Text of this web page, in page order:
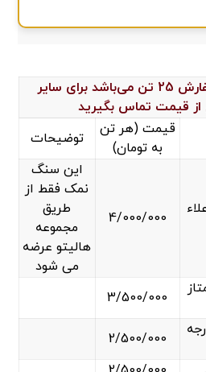
قیمتها برای حداقل سفارش 25 تن می‌باشد برای سایر
از قیمت تماس بگیرید
قیمت (هر تن
به تومان)
توضیحات
4/000/000
این سنگ
نمک فقط از
طریق
مجموعه
هالیتو عرضه
می شود
3/500/000
2/500/000